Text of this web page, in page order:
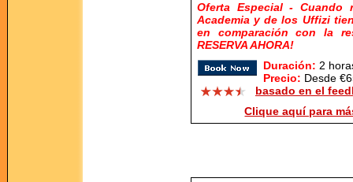
Oferta Especial - Cuando
Academia y de los Uffizi
en comparación con la
RESERVA AHORA!
Duración: 2
Precio: Desde
basado en el
Clique aquí para